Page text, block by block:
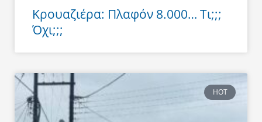
Κρουαζιέρα: Πλαφόν 8.000… Τι;;;
Όχι;;;
HOT